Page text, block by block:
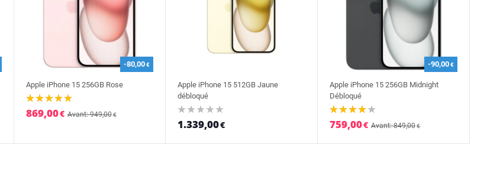
-80,00€
Apple iPhone 15 256GB Rose
869,00€ Avant: 949,00€
Apple iPhone 15 512GB Jaune
débloqué
1.339,00€
-90,00€
Apple iPhone 15 256GB Midnight
Débloqué
759,00€ Avant: 849,00€